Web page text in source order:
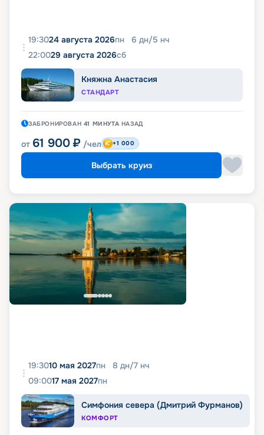
19:3024 августа 2026пн 6 дн/5 нч
22:0029 августа 2026сб
Княжна Анастасия
СТАНДАРТ
ЗАБРОНИРОВАН 41 МИНУТА НАЗАД
от 61 900 ₽ /чел +1 000
Выбрать круиз
19:3010 мая 2027пн 8 дн/7 нч
09:0017 мая 2027пн
Симфония севера (Дмитрий Фурманов)
КОМФОРТ